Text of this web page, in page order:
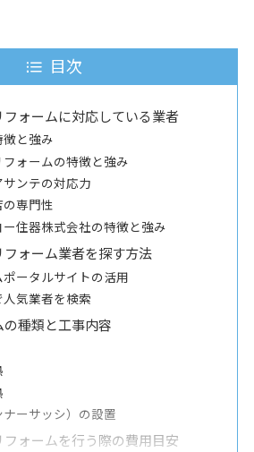
目次
ォームに対応している業者
と強み
フォームの特徴と強み
ンテの対応力
専門性
住器株式会社の特徴と強み
ォーム業者を探す方法
ポータルサイトの活用
気業者を検索
種類と工事内容
ーサッシ）の設置
ォームを行う際の費用目安